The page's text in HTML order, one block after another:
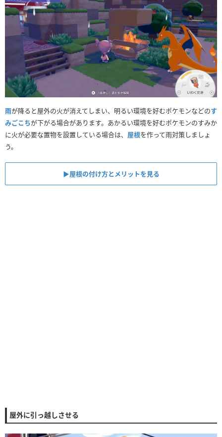
雨が降ると屋外の火が消えてしまい、明るい環境を好むポケモンなどのす
みごこちが下がる場合があります。あかるい環境を好むポケモンのすみか
に火が必要な置物を設置している場合は、 屋根を作って雨対策しましょ
う。
▶︎屋根の付け方とメリットを見る
屋外に引っ越しさせる